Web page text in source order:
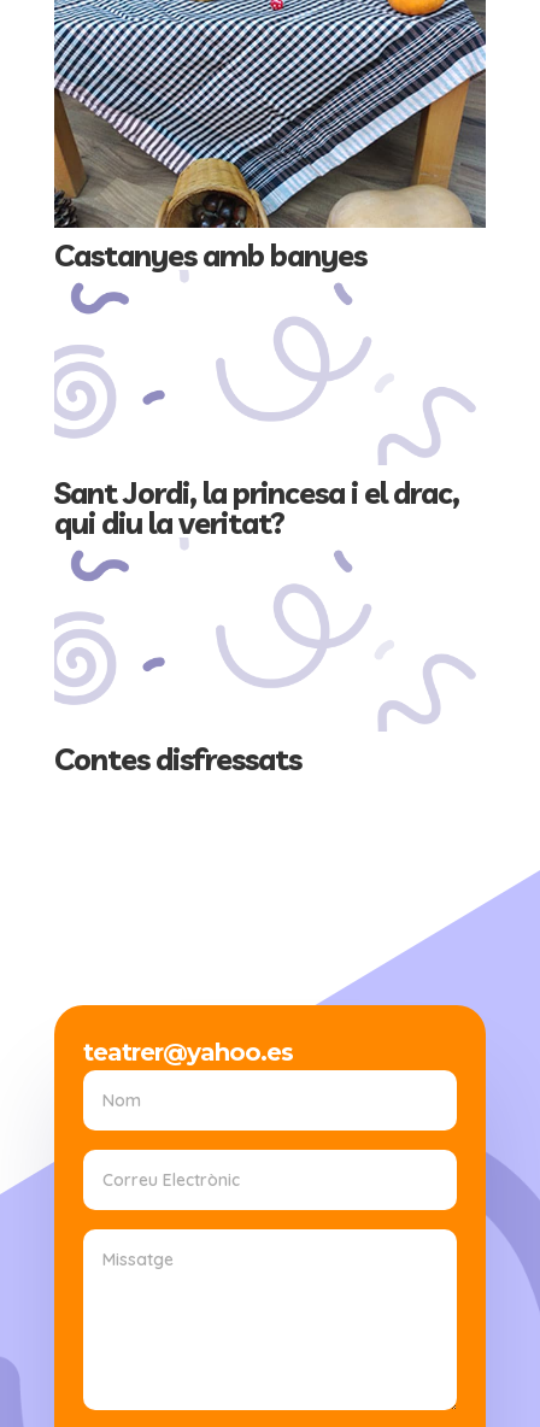
Castanyes amb banyes
Sant Jordi, la princesa i el drac,
qui diu la veritat?
Contes disfressats
teatrer@yahoo.es